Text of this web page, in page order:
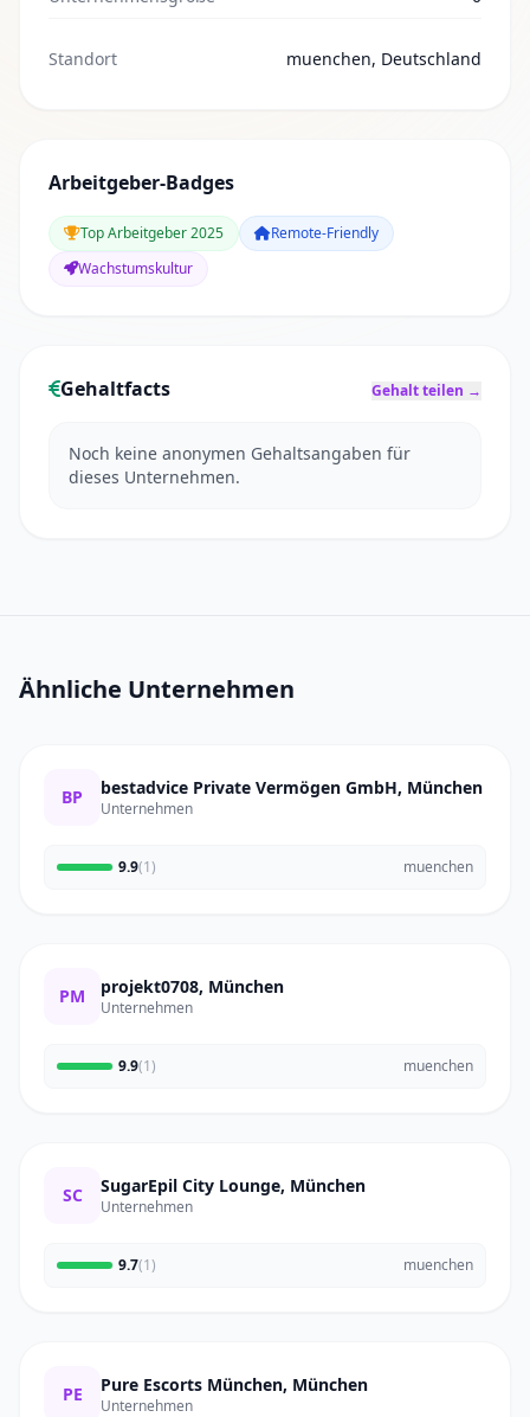
Standort muenchen, Deutschland
Arbeitgeber-Badges
Top Arbeitgeber 2025
Remote-Friendly
Wachstumskultur
Gehaltfacts Gehalt teilen →
Noch keine anonymen Gehaltsangaben für
dieses Unternehmen.
Ähnliche Unternehmen
BP bestadvice Private Vermögen GmbH, München
Unternehmen
9.9(1) muenchen
PM projekt0708, München
Unternehmen
9.9(1) muenchen
SC SugarEpil City Lounge, München
Unternehmen
9.7(1) muenchen
PE Pure Escorts München, München
Unternehmen